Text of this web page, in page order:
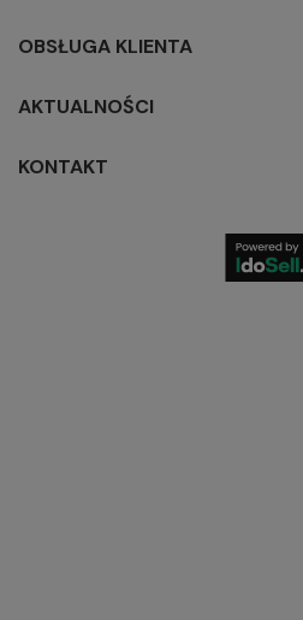
OBSŁUGA KLIENTA
AKTUALNOŚCI
KONTAKT